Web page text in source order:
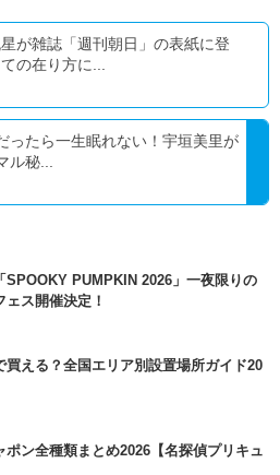
が雑誌「週刊朝日」の表紙に登
の在り方に...
ったら一生眠れない！宇垣美里が
ル秘...
SPOOKY PUMPKIN 2026」一夜限りの
ス開催決定！
買える？全国エリア別設置場所ガイド20
ポン全種類まとめ2026【名探偵プリキュ